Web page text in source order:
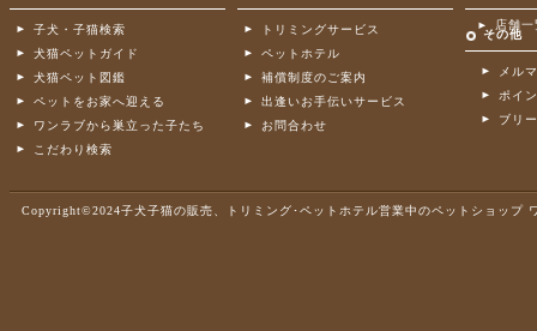
子犬・子猫検索
犬猫ペットガイド
犬猫ペット図鑑
ペットをお家へ迎える
ワンラブから巣立った子たち
こだわり検索
トリミングサービス
ペットホテル
補償制度のご案内
出逢いお手伝いサービス
お問合わせ
店舗一
その他
メル
ポイ
ブリ
Copyright©2024子犬子猫の販売、トリミング･ペットホテル営業中のペットショップ